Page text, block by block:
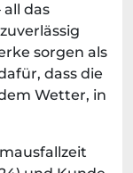
all das
sorgen als
dass die
Wetter, in